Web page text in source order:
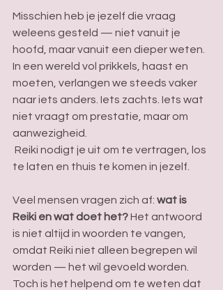
Misschien heb je jezelf die vraag
weleens gesteld — niet vanuit je
hoofd, maar vanuit een dieper weten.
In een wereld vol prikkels, haast en
moeten, verlangen we steeds vaker
naar iets anders. Iets zachts. Iets wat
niet vraagt om prestatie, maar om
aanwezigheid.
te laten en thuis te komen in jezelf.
Veel mensen vragen zich af: wat is
Reiki en wat doet het? Het antwoord
is niet altijd in woorden te vangen,
omdat Reiki niet alleen begrepen wil
worden — het wil gevoeld worden.
Toch is het helpend om te weten dat